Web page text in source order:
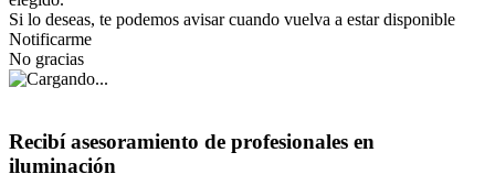
Si lo deseas, te podemos avisar cuando vuelva a estar disponible
Notificarme
No gracias
Recibí asesoramiento de profesionales en
iluminación